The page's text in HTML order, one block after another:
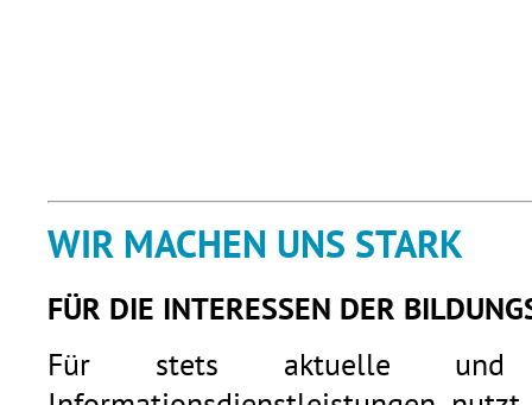
WIR MACHEN UNS STARK
FÜR DIE INTERESSEN DER
Für stets aktuelle und